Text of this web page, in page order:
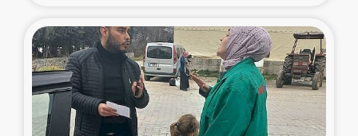
ミャンマー緊急支援
タイ国境ミャンマー移民子ども支援
漁民によるマングローブ植林活動